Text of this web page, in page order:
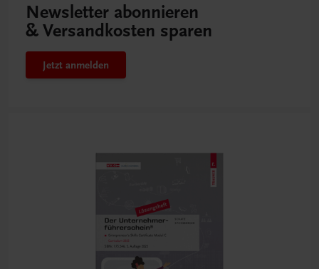
Newsletter abonnieren
& Versandkosten sparen
Jetzt anmelden